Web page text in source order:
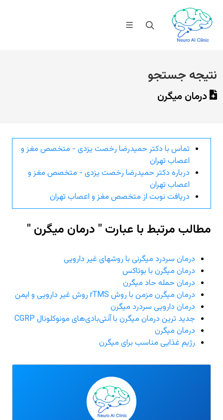
نتیجه جستجو
درمان میگرن
تماس با دکتر حمیدرضا رخصت یزدی - متخصص مغز و
اعصاب تهران
درباره دکتر حمیدرضا رخصت یزدی - متخصص مغز و
اعصاب تهران
دریافت نوبت از متخصص مغز و اعصاب تهران
مطالب مرتبط با عبارت " درمان میگرن "
درمان سردرد میگرنی با روشهای غیر دارویی
درمان میگرن با بوتاکس
درمان حمله حاد میگرن
درمان میگرن مزمن با روش rTMS روش غیر دارویی و ایمن
درمان دارویی سردرد میگرن
جدید ترین درمان میگرن با آنتی‌بادی‌های مونوکلونال CGRP
درمان میگرن
رژیم غذایی مناسب برای میگرن